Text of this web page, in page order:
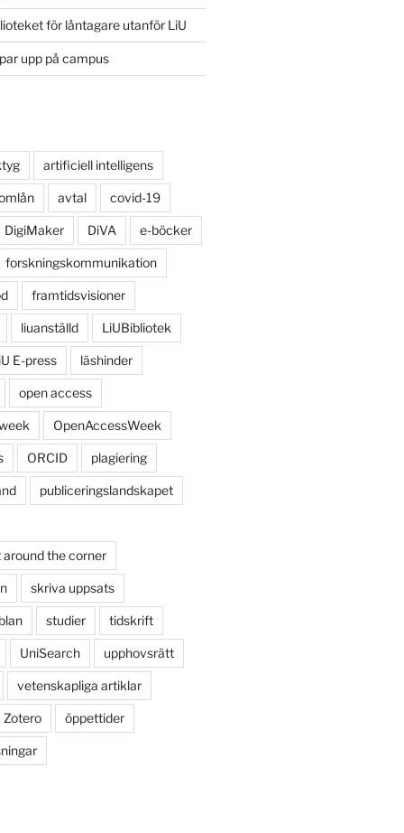
för låntagare utanför LiU
upp på campus
artificiell intelligens
avtal covid-19
DigiMaker DiVA e-böcker
forskningskommunikation
framtidsvisioner
liuanställd LiUBibliotek
E-press läshinder
open access
OpenAccessWeek
ORCID plagiering
publiceringslandskapet
around the corner
skriva uppsats
studier tidskrift
UniSearch upphovsrätt
vetenskapliga artiklar
Zotero öppettider